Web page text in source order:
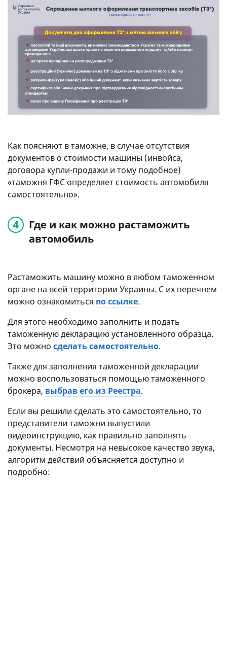
Как поясняют в таможне, в случае отсутствия
документов о стоимости машины (инвойса,
договора купли-продажи и тому подобное)
«таможня ГФС определяет стоимость автомобиля
самостоятельно».
Где и как можно растаможить
автомобиль
Растаможить машину можно в любом таможенном
органе на всей территории Украины. С их перечнем
можно ознакомиться по ссылке.
Для этого необходимо заполнить и подать
таможенную декларацию установленного образца.
Это можно сделать самостоятельно.
Также для заполнения таможенной декларации
можно воспользоваться помощью таможенного
брокера, выбрав его из Реестра.
Если вы решили сделать это самостоятельно, то
представители таможни выпустили
видеоинструкцию, как правильно заполнять
документы. Несмотря на невысокое качество звука,
алгоритм действий объясняется доступно и
подробно: